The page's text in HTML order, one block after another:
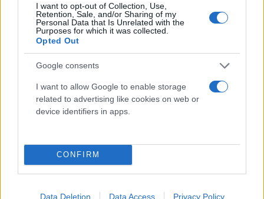
I want to opt-out of Collection, Use,
Retention, Sale, and/or Sharing of my
Personal Data that Is Unrelated with the
Purposes for which it was collected.
Opted Out
Google consents
I want to allow Google to enable storage
related to advertising like cookies on web or
device identifiers in apps.
CONFIRM
Data Deletion Data Access Privacy Policy
«Εάν υπάρχουν εξίσου χειροπιαστές ενδείξεις από
τη ΝΔ φέρ’ ειπείν για αντίστοιχα αδικήματα στην
περίοδο ΣΥΡΙΖΑ-ΑΝΕΛ ή για αντίστοιχα αδικήματα
στην περίπτωση της διακυβέρνησης Αντώνη
ευθύνη του κ. Δένδια και του κ. Κικίλια, να τις φέρει
στη Βουλή. Καμία όμως συσκότιση ή απόπειρα
συμψηφισμού δεν μπορεί να αποπροσανατολίσει
τη συζήτηση από το πραγματικό ζήτημα που είναι